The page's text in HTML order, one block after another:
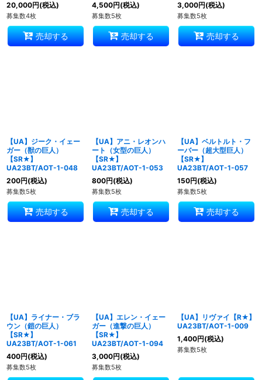
20,000円(税込)
募集数4枚
売却する
4,500円(税込)
募集数5枚
売却する
3,000円(税込)
募集数5枚
売却する
【UA】ジーク・イェー
ガー（獣の巨人）
【SR★】
UA23BT/AOT-1-048
200円(税込)
募集数5枚
売却する
【UA】アニ・レオンハ
ート（女型の巨人）
【SR★】
UA23BT/AOT-1-053
800円(税込)
募集数5枚
売却する
【UA】ベルトルト・フ
ーバー（超大型巨人）
【SR★】
UA23BT/AOT-1-057
150円(税込)
募集数5枚
売却する
【UA】ライナー・ブラ
ウン（鎧の巨人）
【SR★】
UA23BT/AOT-1-061
400円(税込)
募集数5枚
【UA】エレン・イェー
ガー（進撃の巨人）
【SR★】
UA23BT/AOT-1-094
3,000円(税込)
募集数5枚
【UA】リヴァイ【R★】
UA23BT/AOT-1-009
1,400円(税込)
募集数5枚